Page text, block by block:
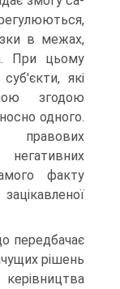
в межах,
При цьому
які
згодою
одного.
правових
факту
передбачає
рішень